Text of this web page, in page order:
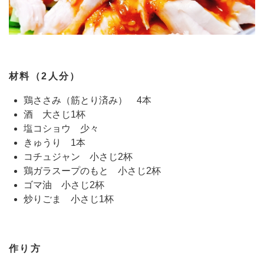
材料（2人分）
鶏ささみ（筋とり済み） 4本
酒 大さじ1杯
塩コショウ 少々
きゅうり 1本
コチュジャン 小さじ2杯
鶏ガラスープのもと 小さじ2杯
ゴマ油 小さじ2杯
炒りごま 小さじ1杯
作り方